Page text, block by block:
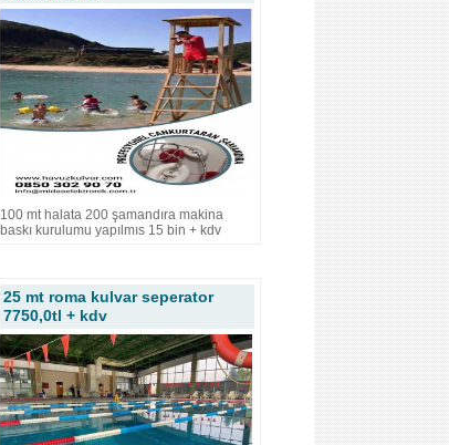
100 mt halata 200 şamandıra makina
baskı kurulumu yapılmıs 15 bin + kdv
25 mt roma kulvar seperator
7750,0tl + kdv